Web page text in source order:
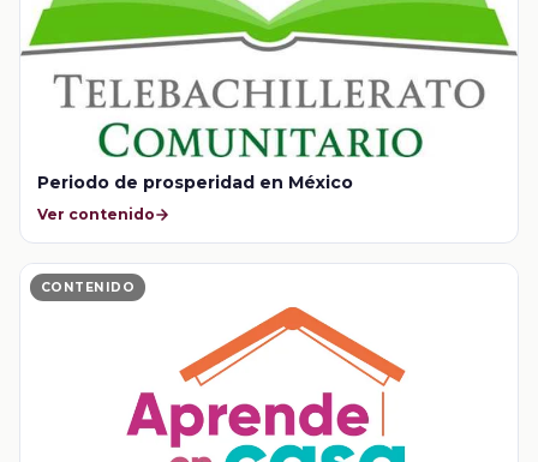
Periodo de prosperidad en México
Ver contenido
CONTENIDO